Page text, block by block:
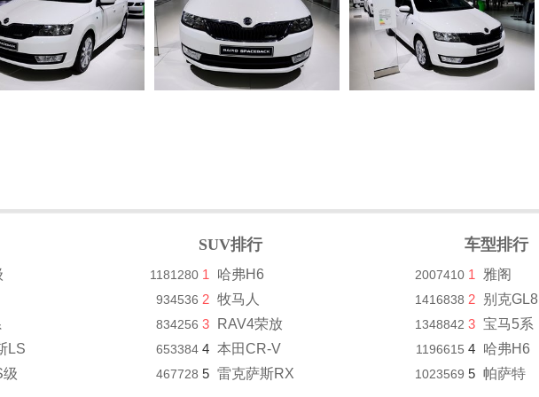
1181280
934536
834256
LS 653384
级 467728
SUV排行
1 哈弗H6 2007410
2 牧马人 1416838
3 RAV4荣放 1348842
4 本田CR-V 1196615
5 雷克萨斯RX 1023569
车型排行
1 雅阁
2 别克GL8
3 宝马5系
4 哈弗H6
5 帕萨特